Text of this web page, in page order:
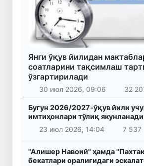
Янги ўқув йилидан
соатларини тақсимлаш
ўзгартирилади
30 июл 2026, 09:06 32
Бугун 2026/2027-ўқув йили
имтиҳонлари тўлиқ якунланади
23 июл 2026, 14:04
7 537
"Алишер Навоий" ҳамда
бекатлари оралиғидаги